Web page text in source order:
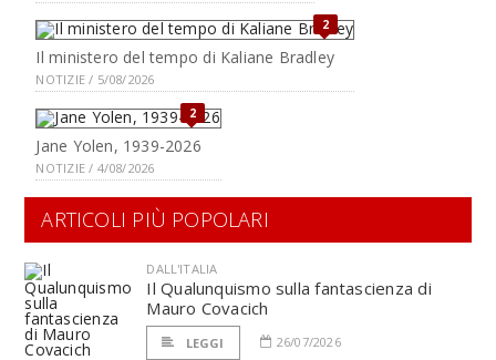
2
Il ministero del tempo di Kaliane Bradley
NOTIZIE / 5/08/2026
2
Jane Yolen, 1939-2026
NOTIZIE / 4/08/2026
ARTICOLI PIÙ POPOLARI
DALL'ITALIA
Il Qualunquismo sulla fantascienza di
Mauro Covacich
LEGGI 26/07/2026